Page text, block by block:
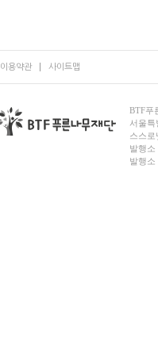
이용약관 사이트맵
BTF푸
서울
스스로
발행소
발행소